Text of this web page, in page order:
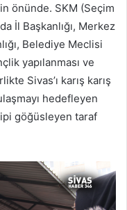
önünde. SKM (Seçim
İl Başkanlığı, Merkez
Belediye Meclisi
yapılanması ve
Sivas’ı karış karış
hedefleyen
göğüsleyen taraf